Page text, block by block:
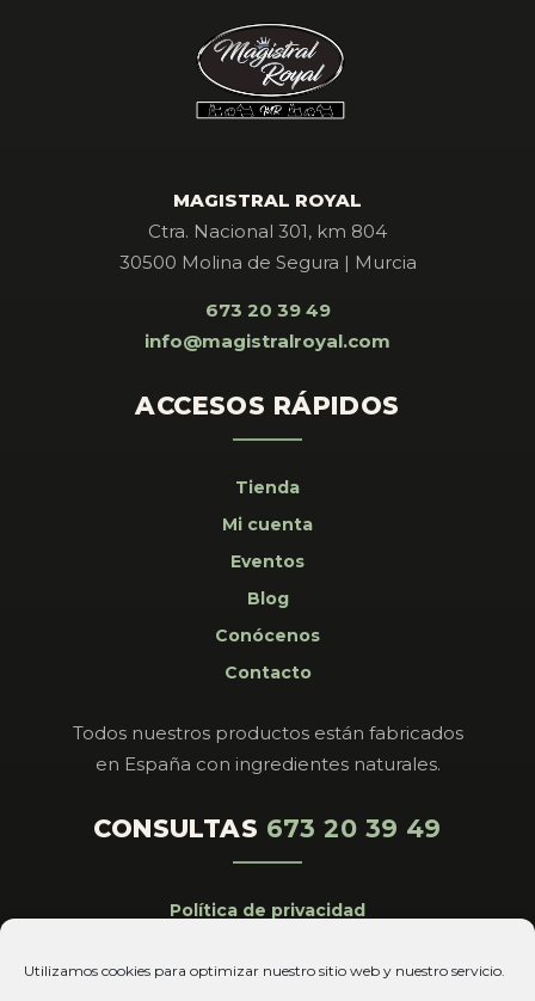
Utilizamos cookies para optimizar nuestro sitio web y nuestro servicio.
MAGISTRAL ROYAL
Ctra. Nacional 301, km 804
30500 Molina de Segura | Murcia
673 20 39 49
info@magistralroyal.com
ACCESOS RÁPIDOS
Tienda
Mi cuenta
Eventos
Blog
Conócenos
Contacto
Todos nuestros productos están fabricados
en España con ingredientes naturales.
CONSULTAS 673 20 39 49
Política de privacidad